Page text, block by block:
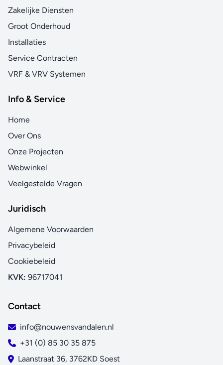
Zakelijke Diensten
Groot Onderhoud
Installaties
Service Contracten
VRF & VRV Systemen
Info & Service
Home
Over Ons
Onze Projecten
Webwinkel
Veelgestelde Vragen
Juridisch
Algemene Voorwaarden
Privacybeleid
Cookiebeleid
KVK: 96717041
Contact
info@nouwensvandalen.nl
+31 (0) 85 30 35 875
Laanstraat 36, 3762KD Soest